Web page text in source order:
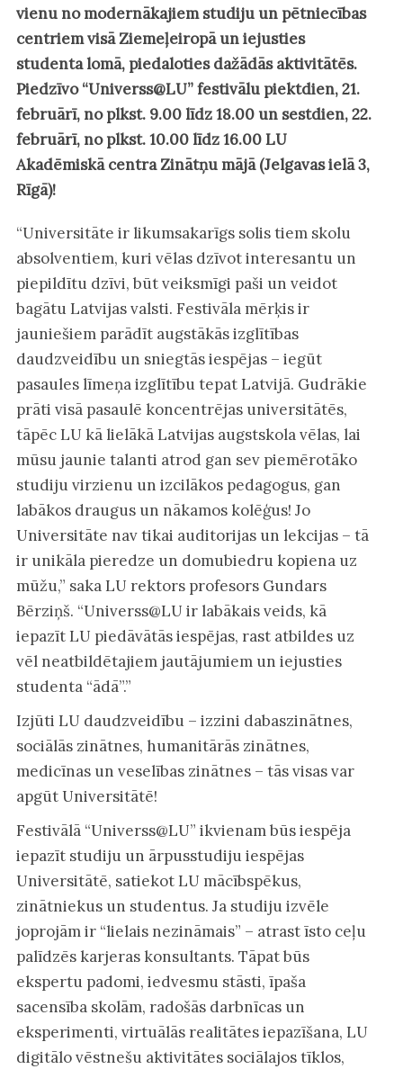
vienu no modernākajiem studiju un pētniecības
centriem visā Ziemeļeiropā un iejusties
studenta lomā, piedaloties dažādās aktivitātēs.
Piedzīvo “Universs@LU” festivālu piektdien, 21.
februārī, no plkst. 9.00 līdz 18.00 un sestdien, 22.
februārī, no plkst. 10.00 līdz 16.00 LU
Akadēmiskā centra Zinātņu mājā (Jelgavas ielā 3,
Rīgā)!
“Universitāte ir likumsakarīgs solis tiem skolu
absolventiem, kuri vēlas dzīvot interesantu un
piepildītu dzīvi, būt veiksmīgi paši un veidot
bagātu Latvijas valsti. Festivāla mērķis ir
jauniešiem parādīt augstākās izglītības
daudzveidību un sniegtās iespējas – iegūt
pasaules līmeņa izglītību tepat Latvijā. Gudrākie
prāti visā pasaulē koncentrējas universitātēs,
tāpēc LU kā lielākā Latvijas augstskola vēlas, lai
mūsu jaunie talanti atrod gan sev piemērotāko
studiju virzienu un izcilākos pedagogus, gan
labākos draugus un nākamos kolēģus! Jo
Universitāte nav tikai auditorijas un lekcijas – tā
ir unikāla pieredze un domubiedru kopiena uz
mūžu,” saka LU rektors profesors Gundars
Bērziņš. “Universs@LU ir labākais veids, kā
iepazīt LU piedāvātās iespējas, rast atbildes uz
vēl neatbildētajiem jautājumiem un iejusties
studenta “ādā”.”
Izjūti LU daudzveidību – izzini dabaszinātnes,
sociālās zinātnes, humanitārās zinātnes,
medicīnas un veselības zinātnes – tās visas var
apgūt Universitātē!
Festivālā “Universs@LU” ikvienam būs iespēja
iepazīt studiju un ārpusstudiju iespējas
Universitātē, satiekot LU mācībspēkus,
zinātniekus un studentus. Ja studiju izvēle
joprojām ir “lielais nezināmais” – atrast īsto ceļu
palīdzēs karjeras konsultants. Tāpat būs
ekspertu padomi, iedvesmu stāsti, īpaša
sacensība skolām, radošās darbnīcas un
eksperimenti, virtuālās realitātes iepazīšana, LU
digitālo vēstnešu aktivitātes sociālajos tīklos,